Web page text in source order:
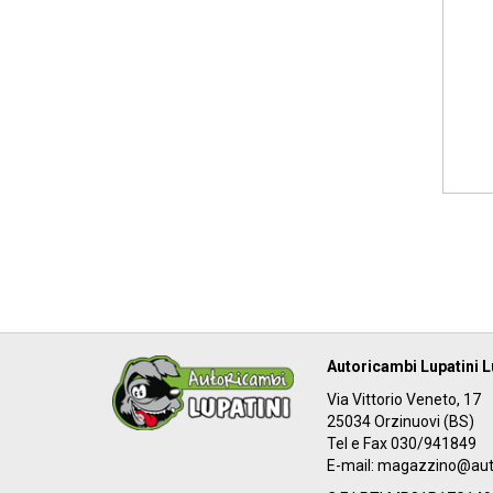
Autoricambi Lupatini
Via Vittorio Veneto, 17
25034 Orzinuovi (BS)
Tel e Fax 030/941849
E-mail: